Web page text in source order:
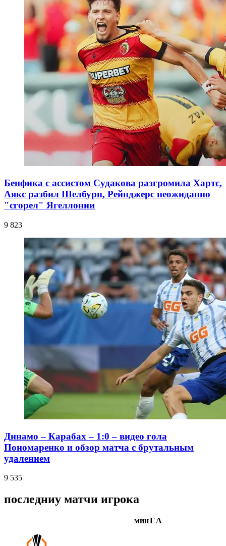
Бенфика с ассистом Судакова разгромила Хартс,
Аякс разбил Шелбурн, Рейнджерс неожиданно
"сгорел" Ягеллонии
9 823
Динамо – Карабах – 1:0 – видео гола
Пономаренко и обзор матча с брутальным
удалением
9 535
последниу матчи игрока
минГА